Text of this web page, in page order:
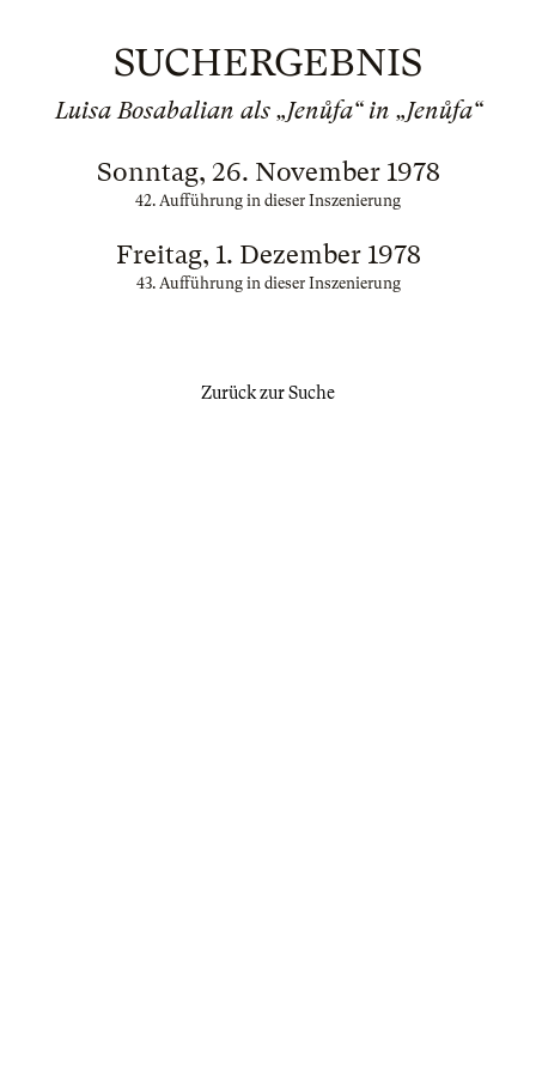
SUCHERGEBNIS
Luisa Bosabalian als „Jenůfa“ in „Jenůfa“
Sonntag, 26. November 1978
42. Aufführung in dieser Inszenierung
Freitag, 1. Dezember 1978
43. Aufführung in dieser Inszenierung
Zurück zur Suche